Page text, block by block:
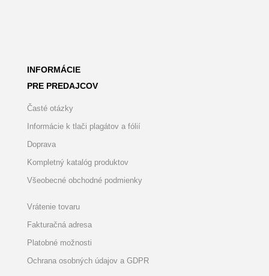
INFORMÁCIE
PRE PREDAJCOV
Časté otázky
Informácie k tlači plagátov a fólií
Doprava
Kompletný katalóg produktov
Všeobecné obchodné podmienky
Vrátenie tovaru
Fakturačná adresa
Platobné možnosti
Ochrana osobných údajov a GDPR